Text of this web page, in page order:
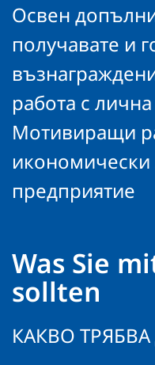
Освен
получавате и
работа с
Мотивиращи
предприятие
Was Sie
sollten
КАКВО